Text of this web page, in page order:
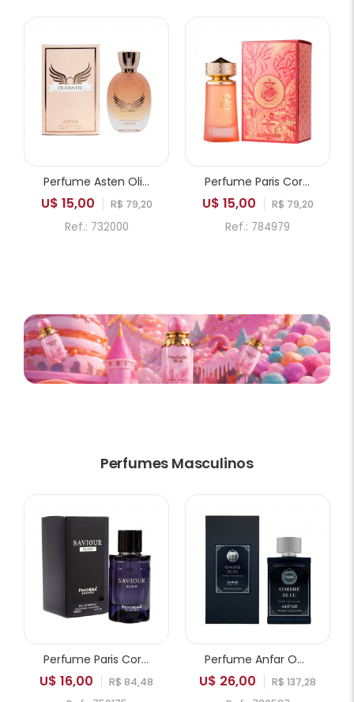
Perfume Asten Olivenite EDP Feminino 100ml
U$ 15,00 R$ 79,20
Ref.: 732000
Perfume Paris Corner Khair Fusion EDP Feminino 100ml
U$ 15,00 R$ 79,20
Ref.: 784979
Perfumes Masculinos
Perfume Paris Corner Pendora Saviour Elixir EDP Masculino 100ml
U$ 16,00 R$ 84,48
Perfume Anfar Ombre Bleu Extrait de Parfum Masculino 50ml
U$ 26,00 R$ 137,28